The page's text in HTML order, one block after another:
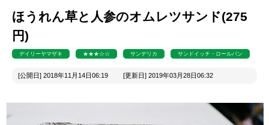
ほうれん草と人参のオムレツサンド(275
円)
デイリーヤマザキ ★★★☆☆ サンデリカ サンドイッチ・ロールパン
[公開日] 2018年11月14日06:19 [更新日] 2019年03月28日06:32